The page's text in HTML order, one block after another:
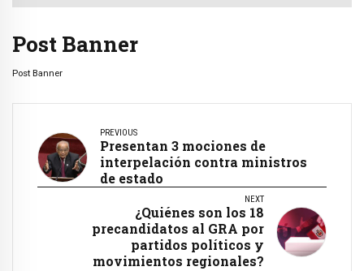
Post Banner
Post Banner
PREVIOUS
Presentan 3 mociones de
interpelación contra ministros
de estado
NEXT
¿Quiénes son los 18
precandidatos al GRA por
partidos políticos y
movimientos regionales?